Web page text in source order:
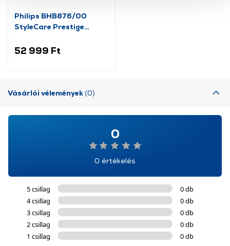
használatával Ön elfogadja a cookie-k használatát.
További információk:ÁSZF
Philips BHB876/00
StyleCare Prestige
hajgöndörítő
52 999 Ft
Vásárlói vélemények(0)
0
0 értékelés
5 csillag
0 db
4 csillag
0 db
3 csillag
0 db
2 csillag
0 db
1 csillag
0 db